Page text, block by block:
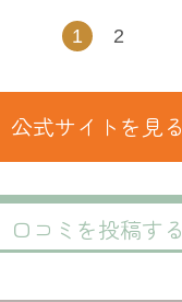
1 2
公式サイトを見る
口コミを投稿する